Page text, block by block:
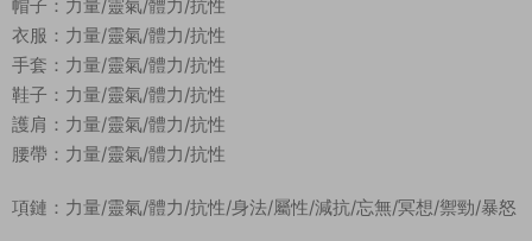
帽子：力量/靈氣/體力/抗性
衣服：力量/靈氣/體力/抗性
手套：力量/靈氣/體力/抗性
鞋子：力量/靈氣/體力/抗性
護肩：力量/靈氣/體力/抗性
腰帶：力量/靈氣/體力/抗性
項鏈：力量/靈氣/體力/抗性/身法/屬性/減抗/忘無/冥想/禦勁/暴怒